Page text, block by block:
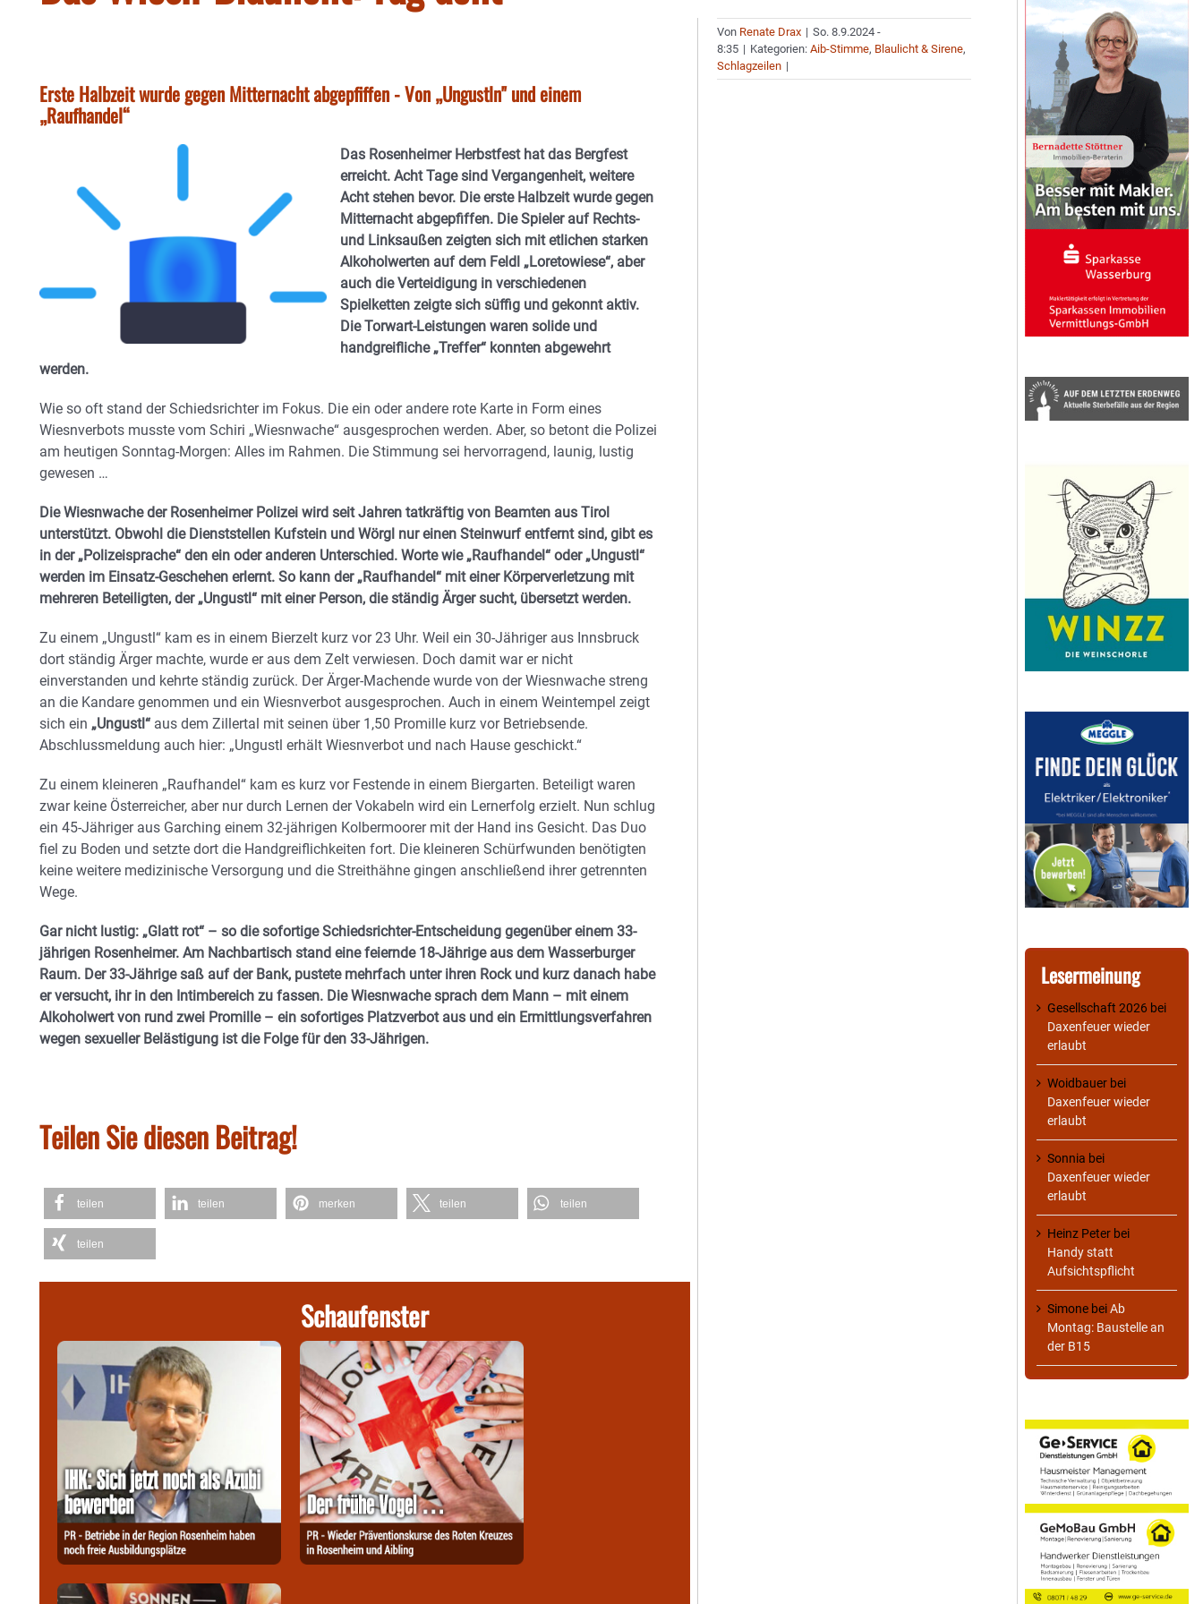
Erste Halbzeit wurde gegen Mitternacht abgepfiffen - Von „Ungustln" und einem
„Raufhandel“
Das Rosenheimer Herbstfest hat das Bergfest
erreicht. Acht Tage sind Vergangenheit, weitere
Acht stehen bevor. Die erste Halbzeit wurde gegen
Mitternacht abgepfiffen. Die Spieler auf Rechts-
und Linksaußen zeigten sich mit etlichen starken
Alkoholwerten auf dem Feldl „Loretowiese“, aber
auch die Verteidigung in verschiedenen
Spielketten zeigte sich süffig und gekonnt aktiv.
Die Torwart-Leistungen waren solide und
handgreifliche „Treffer“ konnten abgewehrt
werden.
Wie so oft stand der Schiedsrichter im Fokus. Die ein oder andere rote Karte in Form eines
Wiesnverbots musste vom Schiri „Wiesnwache“ ausgesprochen werden. Aber, so betont die Polizei
am heutigen Sonntag-Morgen: Alles im Rahmen. Die Stimmung sei hervorragend, launig, lustig
gewesen …
Die Wiesnwache der Rosenheimer Polizei wird seit Jahren tatkräftig von Beamten aus Tirol
unterstützt. Obwohl die Dienststellen Kufstein und Wörgl nur einen Steinwurf entfernt sind, gibt es
in der „Polizeisprache“ den ein oder anderen Unterschied. Worte wie „Raufhandel“ oder „Ungustl“
werden im Einsatz-Geschehen erlernt. So kann der „Raufhandel“ mit einer Körperverletzung mit
mehreren Beteiligten, der „Ungustl“ mit einer Person, die ständig Ärger sucht, übersetzt werden.
Zu einem „Ungustl“ kam es in einem Bierzelt kurz vor 23 Uhr. Weil ein 30-Jähriger aus Innsbruck
dort ständig Ärger machte, wurde er aus dem Zelt verwiesen. Doch damit war er nicht
einverstanden und kehrte ständig zurück. Der Ärger-Machende wurde von der Wiesnwache streng
an die Kandare genommen und ein Wiesnverbot ausgesprochen. Auch in einem Weintempel zeigt
sich ein „Ungustl“ aus dem Zillertal mit seinen über 1,50 Promille kurz vor Betriebsende.
Abschlussmeldung auch hier: „Ungustl erhält Wiesnverbot und nach Hause geschickt.“
Zu einem kleineren „Raufhandel“ kam es kurz vor Festende in einem Biergarten. Beteiligt waren
zwar keine Österreicher, aber nur durch Lernen der Vokabeln wird ein Lernerfolg erzielt. Nun schlug
ein 45-Jähriger aus Garching einem 32-jährigen Kolbermoorer mit der Hand ins Gesicht. Das Duo
fiel zu Boden und setzte dort die Handgreiflichkeiten fort. Die kleineren Schürfwunden benötigten
keine weitere medizinische Versorgung und die Streithähne gingen anschließend ihrer getrennten
Wege.
Gar nicht lustig: „Glatt rot“ – so die sofortige Schiedsrichter-Entscheidung gegenüber einem 33-
jährigen Rosenheimer. Am Nachbartisch stand eine feiernde 18-Jährige aus dem Wasserburger
Raum. Der 33-Jährige saß auf der Bank, pustete mehrfach unter ihren Rock und kurz danach habe
er versucht, ihr in den Intimbereich zu fassen. Die Wiesnwache sprach dem Mann – mit einem
Alkoholwert von rund zwei Promille – ein sofortiges Platzverbot aus und ein Ermittlungsverfahren
wegen sexueller Belästigung ist die Folge für den 33-Jährigen.
Teilen Sie diesen Beitrag!
teilen teilen merken teilen teilen
teilen
Schaufenster
Von Renate Drax | So. 8.9.2024 -
8:35 | Kategorien:Aib-Stimme, Blaulicht & Sirene,
Schlagzeilen |
Lesermeinung
Gesellschaft 2026 bei
Daxenfeuer wieder
erlaubt
Woidbauer bei
Daxenfeuer wieder
erlaubt
Sonnia bei
Daxenfeuer wieder
erlaubt
Heinz Peter bei
Handy statt
Aufsichtspflicht
Simone beiAb
Montag: Baustelle an
der B15